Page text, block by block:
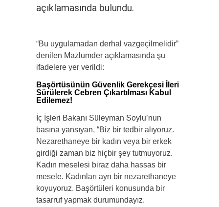
açıklamasında bulundu.
“Bu uygulamadan derhal vazgeçilmelidir”
denilen Mazlumder açıklamasında şu
ifadelere yer verildi:
Başörtüsünün Güvenlik Gerekçesi İleri
Sürülerek Cebren Çıkartılması Kabul
Edilemez!
İç İşleri Bakanı Süleyman Soylu’nun
basına yansıyan, “Biz bir tedbir alıyoruz.
Nezarethaneye bir kadın veya bir erkek
girdiği zaman biz hiçbir şey tutmuyoruz.
Kadın meselesi biraz daha hassas bir
mesele. Kadınları ayrı bir nezarethaneye
koyuyoruz. Başörtüleri konusunda bir
tasarruf yapmak durumundayız.